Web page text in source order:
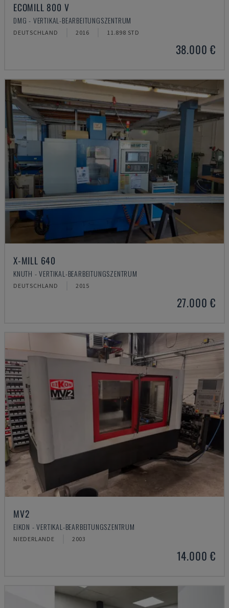
ECOMILL 800 V
DMG - VERTIKAL-BEARBEITUNGSZENTRUM
DEUTSCHLAND 2016 11.898 STD
38.000 €
X-MILL 640
KNUTH - VERTIKAL-BEARBEITUNGSZENTRUM
DEUTSCHLAND 2015
27.000 €
MV2
EIKON - VERTIKAL-BEARBEITUNGSZENTRUM
NIEDERLANDE 2003
14.000 €